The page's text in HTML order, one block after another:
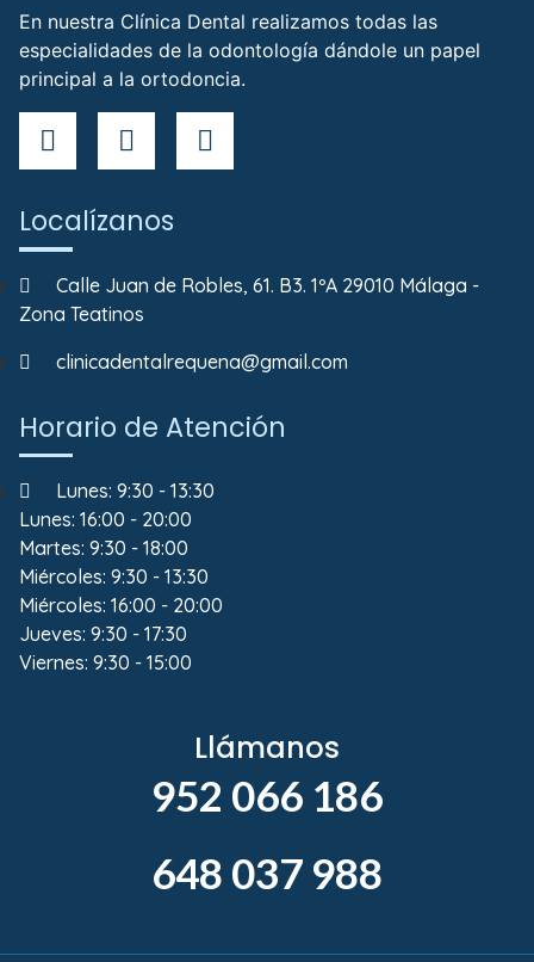
En nuestra Clínica Dental realizamos todas las
especialidades de la odontología dándole un papel
principal a la ortodoncia.
Localízanos
Calle Juan de Robles, 61. B3. 1ºA 29010 Málaga -
Zona Teatinos
clinicadentalrequena@gmail.com
Horario de Atención
Lunes: 9:30 - 13:30
Lunes: 16:00 - 20:00
Martes: 9:30 - 18:00
Miércoles: 9:30 - 13:30
Miércoles: 16:00 - 20:00
Jueves: 9:30 - 17:30
Viernes: 9:30 - 15:00
Llámanos
952 066 186
648 037 988